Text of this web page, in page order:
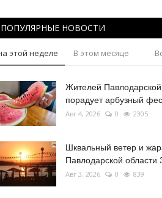
ПОПУЛЯРНЫЕ НОВОСТИ
этой неделе В этом месяце
Жителей Павлодарской
порадует арбузный
Авг 4, 2026 0 2305
Шквальный ветер и
Павлодарской области
Авг 3, 2026 0 839